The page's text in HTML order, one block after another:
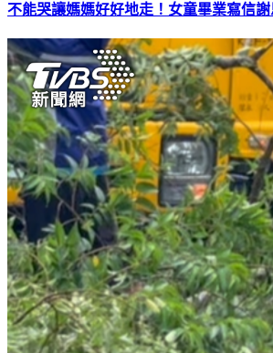
不能哭讓媽媽好好地走！女童畢業寫信